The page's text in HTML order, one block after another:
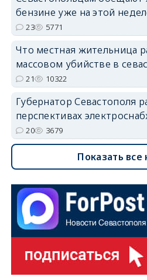
бензине уже на этой
23 5771
Что местная жительница
массовом убийстве в
21 10322
Губернатор Севастополя
перспективах
20 3679
Показать все